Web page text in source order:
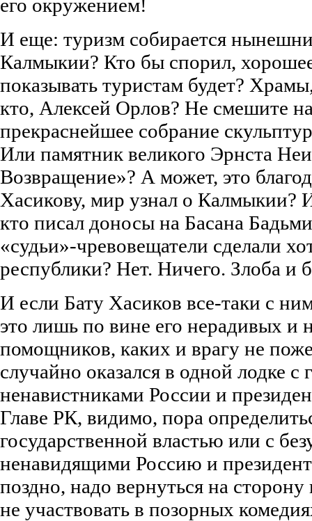
его окружением!
И еще: туризм собирается
Калмыкии? Кто бы спорил,
показывать туристам будет?
кто, Алексей Орлов? Не смешите
прекраснейшее собрание
Или памятник великого Эрнста
Возвращение»? А может, это
Хасикову, мир узнал о Калмыкии?
кто писал доносы на Басана
«судьи»-чревовещатели сделали
республики? Нет. Ничего. Злоба и
И если Бату Хасиков все-таки с
это лишь по вине его нерадивых и
помощников, каких и врагу не
случайно оказался в одной лодке
ненавистниками России и
Главе РК, видимо, пора
государственной властью или с
ненавидящими Россию и
поздно, надо вернуться на сторону
не участвовать в позорных